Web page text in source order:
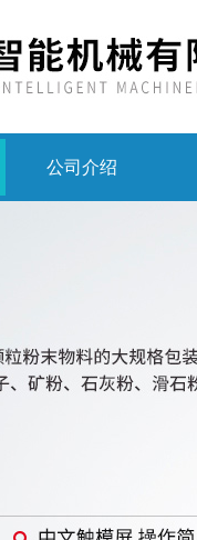
公司介绍